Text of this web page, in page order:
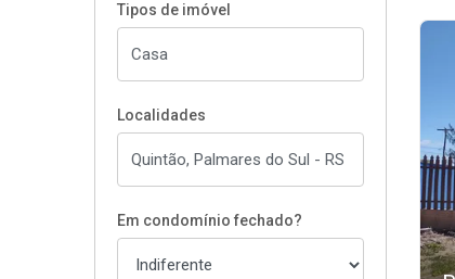
Tipos de imóvel
Localidades
Em condomínio fechado?